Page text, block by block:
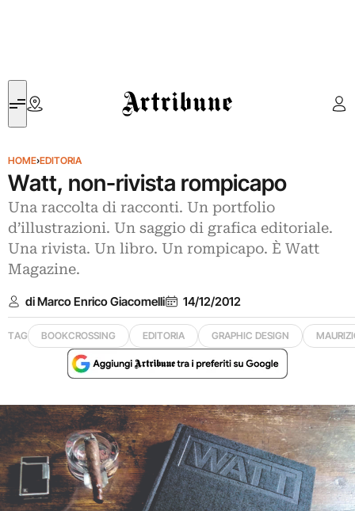
Artribune
HOME›EDITORIA
Watt, non-rivista rompicapo
Una raccolta di racconti. Un portfolio
d’illustrazioni. Un saggio di grafica editoriale.
Una rivista. Un libro. Un rompicapo. È Watt
Magazine.
di Marco Enrico Giacomelli 14/12/2012
TAG BOOKCROSSING EDITORIA GRAPHIC DESIGN